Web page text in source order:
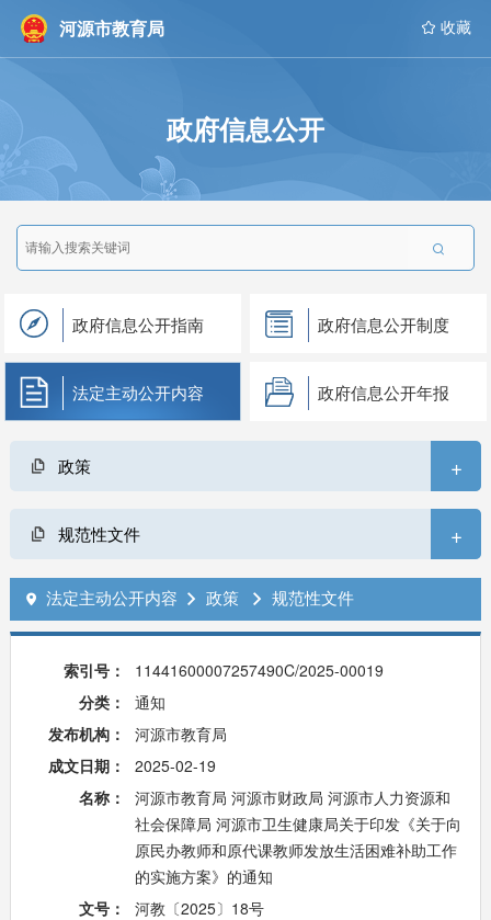
河源市教育局  收藏
政府信息公开

政府信息公开指南 政府信息公开制度
法定主动公开内容 政府信息公开年报
政策 +
规范性文件 +
 法定主动公开内容  政策  规范性文件
索引号：
11441600007257490C/2025-00019
分类：
通知
发布机构：
河源市教育局
成文日期：
2025-02-19
名称：
河源市教育局 河源市财政局 河源市人力资源和
社会保障局 河源市卫生健康局关于印发《关于向
原民办教师和原代课教师发放生活困难补助工作
的实施方案》的通知
文号：
河教〔2025〕18号